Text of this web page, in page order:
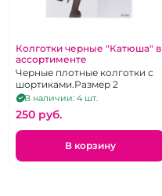
Колготки черные "Катюша" в
ассортименте
Черные плотные колготки с
шортиками.Размер 2
В наличии: 4 шт.
250 pуб.
В корзину